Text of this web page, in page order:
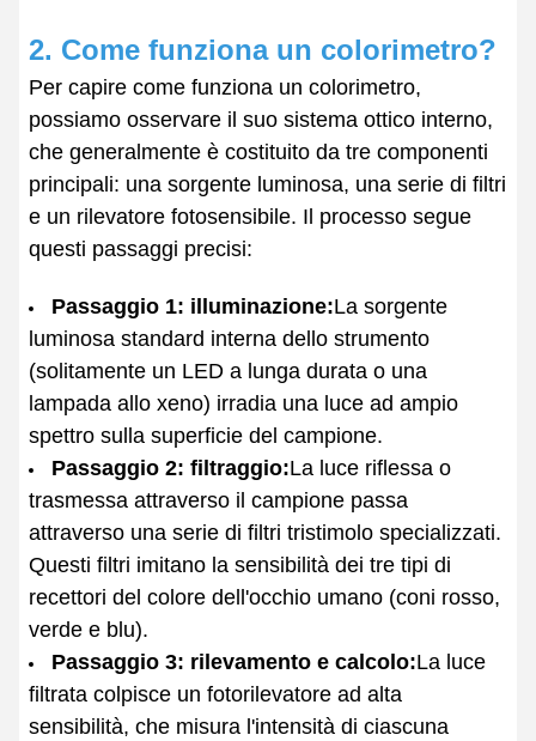
2. Come funziona un colorimetro?
Per capire come funziona un colorimetro,
possiamo osservare il suo sistema ottico interno,
che generalmente è costituito da tre componenti
principali: una sorgente luminosa, una serie di filtri
e un rilevatore fotosensibile. Il processo segue
questi passaggi precisi:
Passaggio 1: illuminazione:La sorgente
luminosa standard interna dello strumento
(solitamente un LED a lunga durata o una
lampada allo xeno) irradia una luce ad ampio
spettro sulla superficie del campione.
Passaggio 2: filtraggio:La luce riflessa o
trasmessa attraverso il campione passa
attraverso una serie di filtri tristimolo specializzati.
Questi filtri imitano la sensibilità dei tre tipi di
recettori del colore dell'occhio umano (coni rosso,
verde e blu).
Passaggio 3: rilevamento e calcolo:La luce
filtrata colpisce un fotorilevatore ad alta
sensibilità, che misura l'intensità di ciascuna